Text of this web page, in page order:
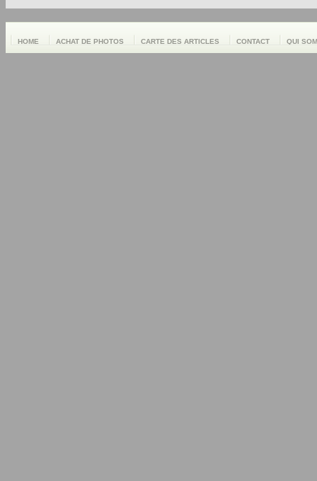
HOME ACHAT DE PHOTOS CARTE DES ARTICLES CONTACT QUI